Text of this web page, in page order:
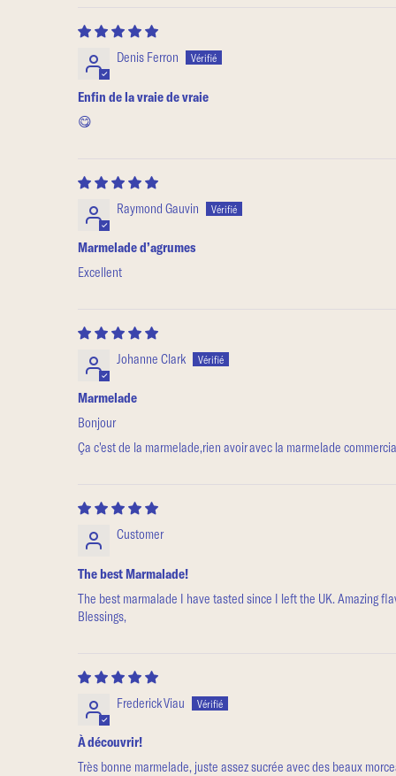
Denis Ferron
Enfin de la vraie de vraie
😋
Raymond Gauvin
Marmelade d’agrumes
Excellent
Johanne Clark
Marmelade
Bonjour
Ça c'est de la marmelade,rien avoir avec la marmelade
Customer
The best Marmalade!
The best marmalade I have tasted since I left the UK. Amazing
Blessings,
Frederick Viau
À découvrir!
Très bonne marmelade, juste assez sucrée avec des beaux